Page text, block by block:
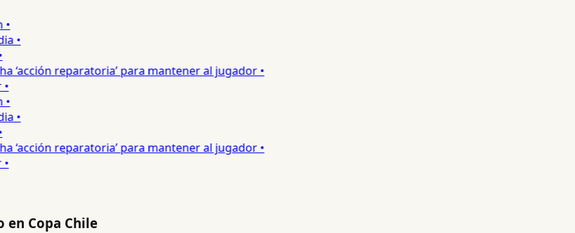
•
reparatoria’ para mantener al jugador •
•
reparatoria’ para mantener al jugador •
en Copa Chile